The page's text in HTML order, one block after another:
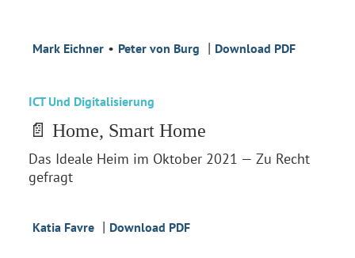
Mark Eichner • Peter von Burg | Download PDF
ICT Und Digitalisierung
📄 Home, Smart Home
Das Ideale Heim im Oktober 2021 — Zu Recht
gefragt
Katia Favre | Download PDF